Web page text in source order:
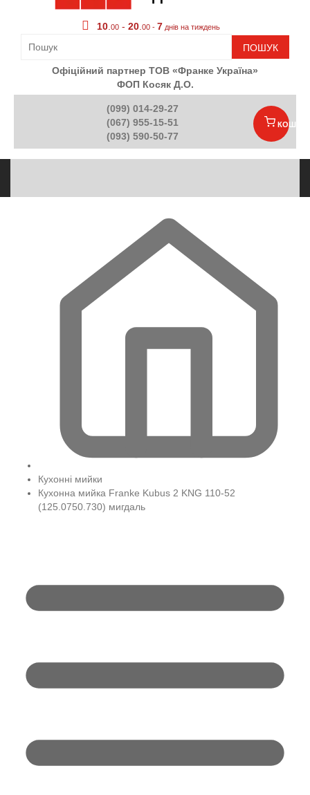
10 00 - 20 00 - 7 днів на тиждень
ПОШУК
Офіційний партнер ТОВ «Франке Україна»
ФОП Косяк Д.О.
(099) 014-29-27
(067) 955-15-51
(093) 590-50-77
КОШИК
Кухонні мийки
Кухонна мийка Franke Kubus 2 KNG 110-52
(125.0750.730) мигдаль